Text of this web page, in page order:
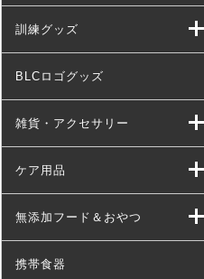
訓練グッズ
BLCロゴグッズ
雑貨・アクセサリー
ケア用品
無添加フード＆おやつ
携帯食器